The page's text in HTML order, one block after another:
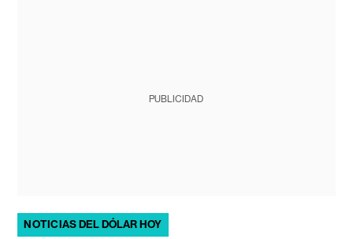
PUBLICIDAD
NOTICIAS DEL DÓLAR HOY